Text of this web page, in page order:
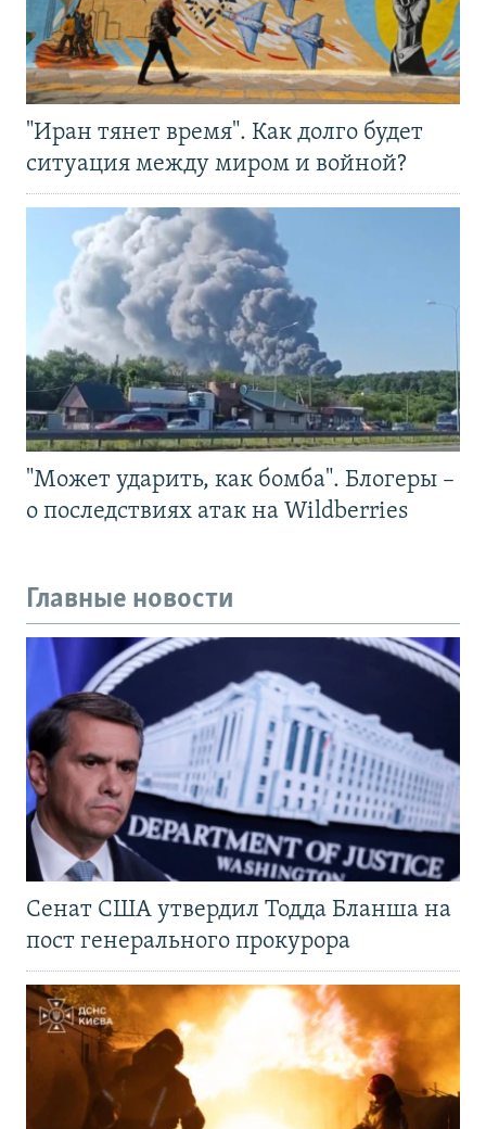
"Иран тянет время". Как долго будет
ситуация между миром и войной?
"Может ударить, как бомба". Блогеры –
о последствиях атак на Wildberries
Главные новости
Сенат США утвердил Тодда Бланша на
пост генерального прокурора